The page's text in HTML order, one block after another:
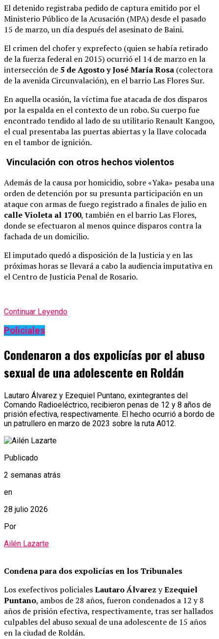
El detenido registraba pedido de captura emitido por el
Ministerio Público de la Acusación (MPA) desde el pasado
15 de marzo, un día después del asesinato de Baini.
El crimen del chofer y exprefecto (quien se había retirado
de la fuerza federal en 2015) ocurrió el 14 de marzo en la
intersección de 5 de Agosto y José María Rosa (colectora
de la avenida Circunvalación), en el barrio Las Flores Sur.
En aquella ocasión, la víctima fue atacada de dos disparos
por la espalda en el contexto de un robo. Su cuerpo fue
encontrado tendido al lado de su utilitario Renault Kangoo,
el cual presentaba las puertas abiertas y la llave colocada
en el tambor de ignición.
Vinculación con otros hechos violentos
Además de la causa por homicidio, sobre «Yaka» pesaba una
orden de detención por su presunta participación en un
ataque con armas de fuego registrado a finales de julio en
calle Violeta al 1700, también en el barrio Las Flores,
donde se efectuaron al menos quince disparos contra la
fachada de un domicilio.
El imputado quedó a disposición de la Justicia y en las
próximas horas se llevará a cabo la audiencia imputativa en
el Centro de Justicia Penal de Rosario.
Continuar Leyendo
Policiales
Condenaron a dos expolicías por el abuso
sexual de una adolescente en Roldán
Lautaro Álvarez y Ezequiel Puntano, exintegrantes del
Comando Radioeléctrico, recibieron penas de 12 y 8 años de
prisión efectiva, respectivamente. El hecho ocurrió a bordo de
un patrullero en marzo de 2023 sobre la ruta A012.
Publicado
2 semanas atrás
en
28 julio 2026
Por
Ailén Lazarte
Condena para dos expolicías en los Tribunales
Los exefectivos policialesLautaro Álvarez yEzequiel
Puntano, ambos de 28 años, fueron condenados a 12 y 8
años de prisión efectiva, respectivamente, tras ser hallados
culpables del abuso sexual de una adolescente de 15 años
en la ciudad de Roldán.